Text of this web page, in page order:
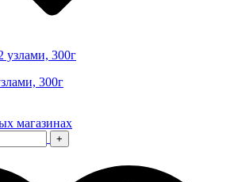
300г
магазинах
+